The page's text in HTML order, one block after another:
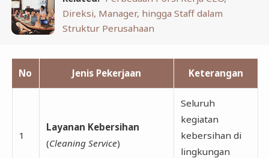
Direksi, Manager, hingga Staff dalam
Struktur Perusahaan
No Jenis Pekerjaan Keterangan
1
Layanan Kebersihan
(Cleaning Service)
Seluruh
kegiatan
kebersihan di
lingkungan